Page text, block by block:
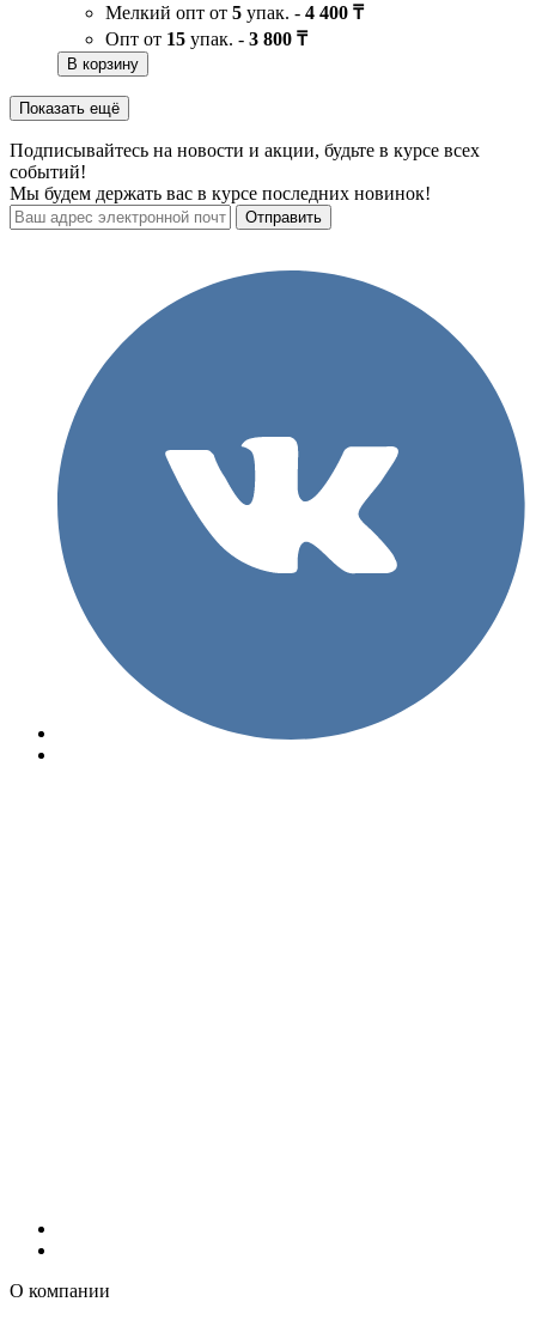
Мелкий опт от 5 упак. - 4 400 ₸
Опт от 15 упак. - 3 800 ₸
В корзину
Показать ещё
Подписывайтесь на новости и акции, будьте в курсе всех
событий!
Мы будем держать вас в курсе последних новинок!
О компании